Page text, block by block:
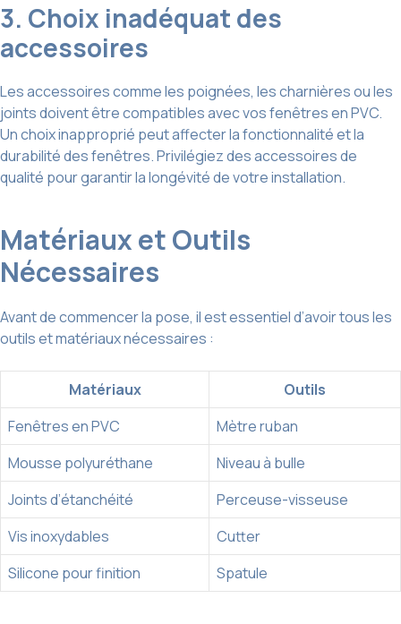
3. Choix inadéquat des
accessoires
Les accessoires comme les poignées, les charnières ou les
joints doivent être compatibles avec vos fenêtres en PVC.
Un choix inapproprié peut affecter la fonctionnalité et la
durabilité des fenêtres. Privilégiez des accessoires de
qualité pour garantir la longévité de votre installation.
Matériaux et Outils
Nécessaires
Avant de commencer la pose, il est essentiel d’avoir tous les
outils et matériaux nécessaires :
Matériaux
Outils
Fenêtres en PVC
Mètre ruban
Mousse polyuréthane
Niveau à bulle
Joints d’étanchéité
Perceuse-visseuse
Vis inoxydables
Cutter
Silicone pour finition
Spatule